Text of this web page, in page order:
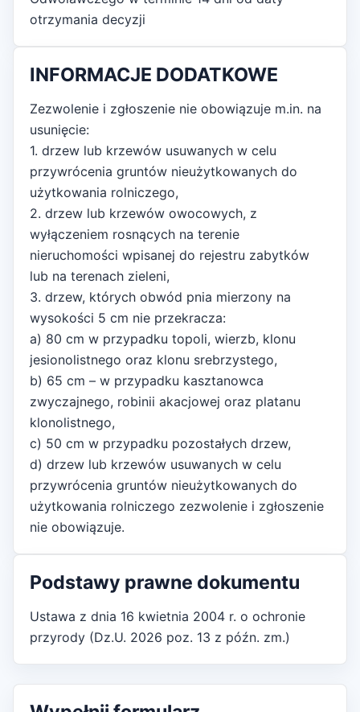
otrzymania decyzji
INFORMACJE DODATKOWE
Zezwolenie i zgłoszenie nie obowiązuje m.in. na
usunięcie:
1. drzew lub krzewów usuwanych w celu
przywrócenia gruntów nieużytkowanych do
użytkowania rolniczego,
2. drzew lub krzewów owocowych, z
wyłączeniem rosnących na terenie
nieruchomości wpisanej do rejestru zabytków
lub na terenach zieleni,
3. drzew, których obwód pnia mierzony na
wysokości 5 cm nie przekracza:
a) 80 cm w przypadku topoli, wierzb, klonu
jesionolistnego oraz klonu srebrzystego,
b) 65 cm – w przypadku kasztanowca
zwyczajnego, robinii akacjowej oraz platanu
klonolistnego,
c) 50 cm w przypadku pozostałych drzew,
d) drzew lub krzewów usuwanych w celu
przywrócenia gruntów nieużytkowanych do
użytkowania rolniczego zezwolenie i zgłoszenie
nie obowiązuje.
Podstawy prawne dokumentu
Ustawa z dnia 16 kwietnia 2004 r. o ochronie
przyrody (Dz.U. 2026 poz. 13 z późn. zm.)